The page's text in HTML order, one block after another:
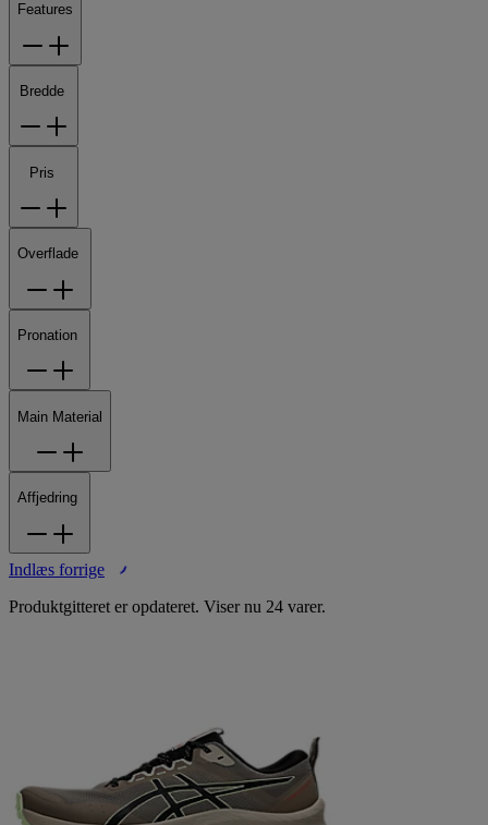
Features
Bredde
Pris
Overflade
Pronation
Main Material
Affjedring
Indlæs forrige
Produktgitteret er opdateret. Viser nu 24 varer.